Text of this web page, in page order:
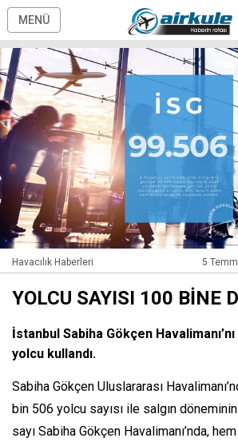
MENÜ
Havacılık Haberleri 5
YOLCU SAYISI 100 BİNE
İstanbul Sabiha Gökçen
yolcu kullandı.
Sabiha Gökçen Uluslararası
bin 506 yolcu sayısı ile salgın döneminin
sayı Sabiha Gökçen Havalimanı’nda,